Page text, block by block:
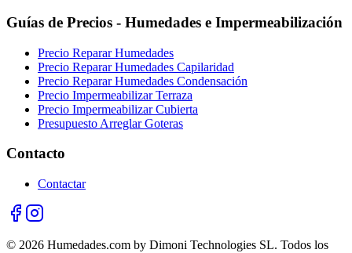
Guías de Precios - Humedades e Impermeabilización
Precio Reparar Humedades
Precio Reparar Humedades Capilaridad
Precio Reparar Humedades Condensación
Precio Impermeabilizar Terraza
Precio Impermeabilizar Cubierta
Presupuesto Arreglar Goteras
Contacto
Contactar
© 2026 Humedades.com by Dimoni Technologies SL. Todos los